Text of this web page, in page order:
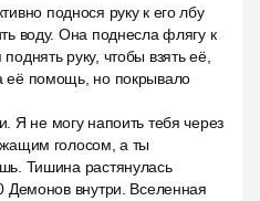
поднося руку к его лбу
воду. Она поднесла флягу к
руку, чтобы взять её,
её помощь, но покрывало
Я не могу напоить тебя через
голосом, а ты
Тишина растянулась
Демонов внутри. Вселенная